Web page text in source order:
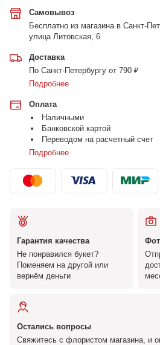
Самовывоз
Бесплатно из магазина в Санкт-
улица Литовская, 6
Доставка
По Санкт-Петербургу от 790 ₽
Подробнее
Оплата
Наличными
Банковской картой
Переводом на расчетный счет
Подробнее
Гарантия качества
Не понравился букет?
Поменяем на другой или
вернём деньги
Остались вопросы
Свяжитесь с флористом магазина, и